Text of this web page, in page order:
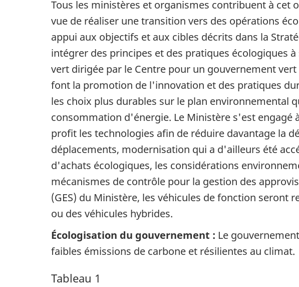
Tous les ministères et organismes contribuent à cet
vue de réaliser une transition vers des opérations
appui aux objectifs et aux cibles décrits dans la
intégrer des principes et des pratiques écologiques
vert dirigée par le Centre pour un gouvernement
font la promotion de l'innovation et des pratiques
les choix plus durables sur le plan environnemental
consommation d'énergie. Le Ministère s'est
profit les technologies afin de réduire davantage la
déplacements, modernisation qui a d'ailleurs été
d'achats écologiques, les considérations
mécanismes de contrôle pour la gestion des
(GES) du Ministère, les véhicules de fonction seront
ou des véhicules hybrides.
Écologisation du gouvernement : Le
faibles émissions de carbone et résilientes au climat.
Tableau 1